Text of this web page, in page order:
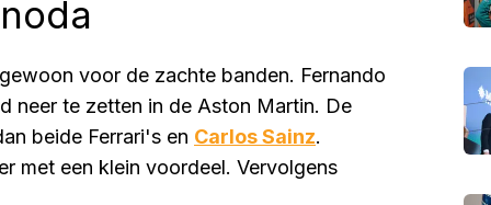
voor de zachte banden. Fernando
neer te zetten in de Aston Martin. De
beide Ferrari's en Carlos Sainz.
met een klein voordeel. Vervolgens